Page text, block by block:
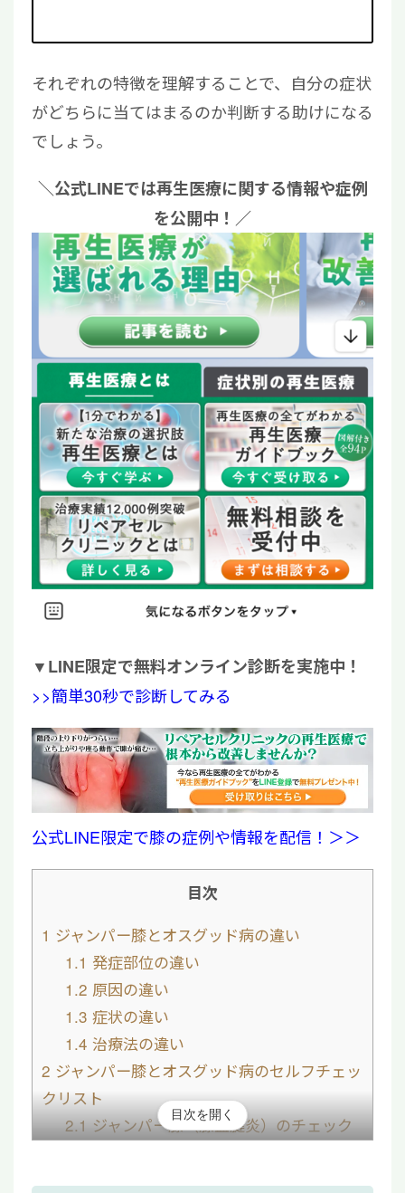
それぞれの特徴を理解することで、自分の症状
がどちらに当てはまるのか判断する助けになる
でしょう。
＼公式LINEでは再生医療に関する情報や症例
を公開中！／
▼LINE限定で無料オンライン診断を実施中！
>>簡単30秒で診断してみる
公式LINE限定で膝の症例や情報を配信！＞＞
目次
1 ジャンパー膝とオスグッド病の違い
1.1 発症部位の違い
1.2 原因の違い
1.3 症状の違い
1.4 治療法の違い
2 ジャンパー膝とオスグッド病のセルフチェッ
クリスト
2.1ジャンパー膝（膝蓋腱炎）のチェック
目次を開く